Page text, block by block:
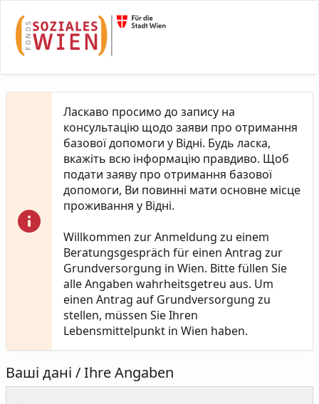
Ласкаво просимо до запису на
консультацію щодо заяви про отримання
базової допомоги у Відні. Будь ласка,
вкажіть всю інформацію правдиво. Щоб
подати заяву про отримання базової
допомоги, Ви повинні мати основне місце
проживання у Відні.
Willkommen zur Anmeldung zu einem
Beratungsgespräch für einen Antrag zur
Grundversorgung in Wien. Bitte füllen Sie
alle Angaben wahrheitsgetreu aus. Um
einen Antrag auf Grundversorgung zu
stellen, müssen Sie Ihren
Lebensmittelpunkt in Wien haben.
Ваші дані / Ihre Angaben